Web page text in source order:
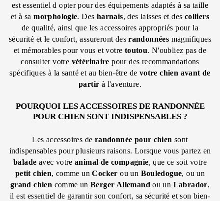
est essentiel d opter pour des équipements adaptés à sa taille
et à sa morphologie. Des harnais, des laisses et des colliers
de qualité, ainsi que les accessoires appropriés pour la
sécurité et le confort, assureront des randonnées magnifiques
et mémorables pour vous et votre toutou. N'oubliez pas de
consulter votre vétérinaire pour des recommandations
spécifiques à la santé et au bien-être de votre chien avant de
partir à l'aventure.
POURQUOI LES ACCESSOIRES DE RANDONNÉE
POUR CHIEN SONT INDISPENSABLES ?
Les accessoires de randonnée pour chien sont
indispensables pour plusieurs raisons. Lorsque vous partez en
balade avec votreanimal de compagnie, que ce soit votre
petit chien, comme unCocker ou un Bouledogue, ou un
grand chien comme unBerger Allemand ou un Labrador,
il est essentiel de garantir son confort, sa sécurité et son bien-